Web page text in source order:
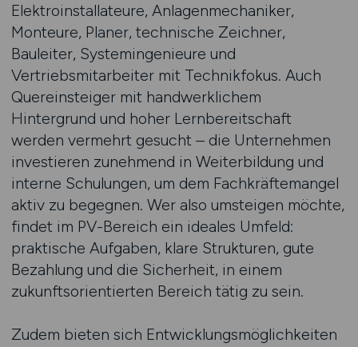
Elektroinstallateure, Anlagenmechaniker,
Monteure, Planer, technische Zeichner,
Bauleiter, Systemingenieure und
Vertriebsmitarbeiter mit Technikfokus. Auch
Quereinsteiger mit handwerklichem
Hintergrund und hoher Lernbereitschaft
werden vermehrt gesucht – die Unternehmen
investieren zunehmend in Weiterbildung und
interne Schulungen, um dem Fachkräftemangel
aktiv zu begegnen. Wer also umsteigen möchte,
findet im PV-Bereich ein ideales Umfeld:
praktische Aufgaben, klare Strukturen, gute
Bezahlung und die Sicherheit, in einem
zukunftsorientierten Bereich tätig zu sein.
Zudem bieten sich Entwicklungsmöglichkeiten